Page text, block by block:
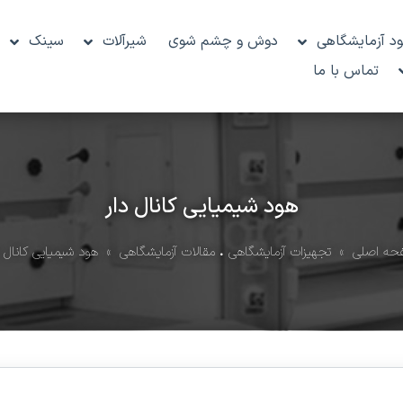
آزمایشگاهی دوش و چشم شوی شیرآلات
سینک
تماس با ما
هود شیمیایی کانال دار
اصلی »تجهیزات آزمایشگاهی •مقالات آزمایشگاهی » هود شیمیایی کانال